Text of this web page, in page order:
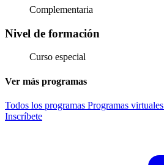
Complementaria
Nivel de formación
Curso especial
Ver más programas
Todos los programas Programas virtuales
Inscríbete